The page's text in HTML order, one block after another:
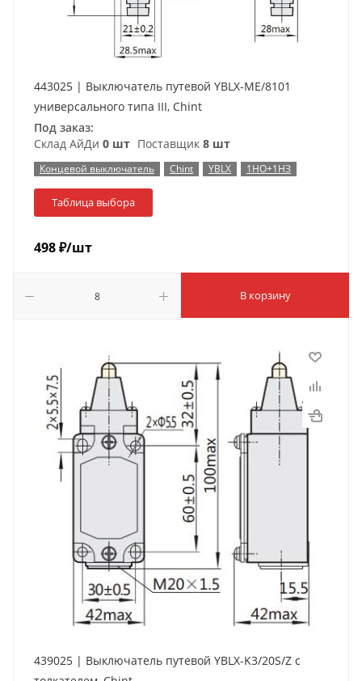
443025 | Выключатель путевой YBLX-ME/8101
универсального типа III, Chint
Под заказ:
Склад АйДи 0 шт Поставщик 8 шт
Концевой выключатель Chint YBLX 1НО+1НЗ
Таблица выбора
498₽/шт
В корзину
439025 | Выключатель путевой YBLX-K3/20S/Z с